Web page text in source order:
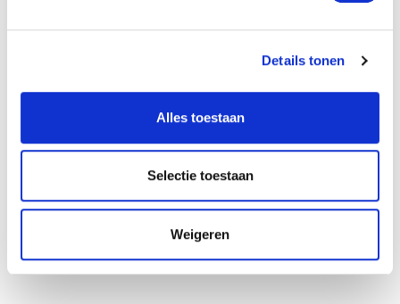
Details tonen
Alles toestaan
Selectie toestaan
Weigeren